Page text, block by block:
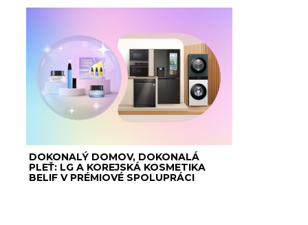
DOKONALÝ DOMOV, DOKONALÁ
PLEŤ: LG A KOREJSKÁ KOSMETIKA
BELIF V PRÉMIOVÉ SPOLUPRÁCI